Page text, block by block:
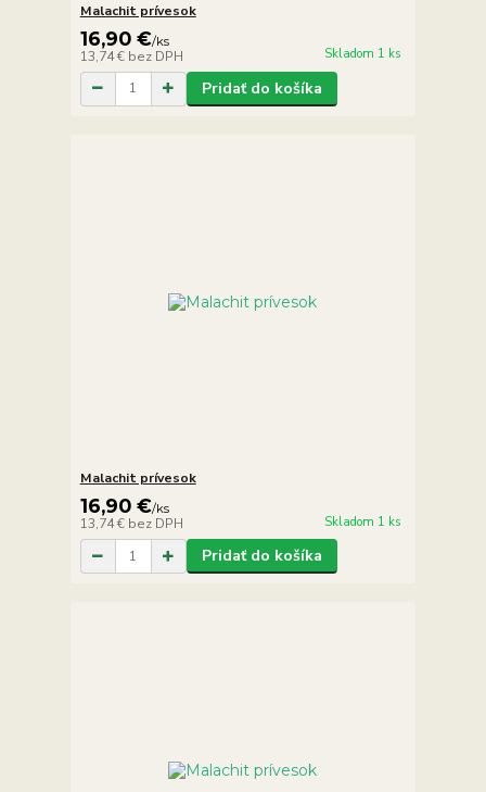
Malachit prívesok
16,90 €/ks
13,74 € bez DPH Skladom 1 ks
Pridať do košíka
Malachit prívesok
16,90 €/ks
13,74 € bez DPH Skladom 1 ks
Pridať do košíka